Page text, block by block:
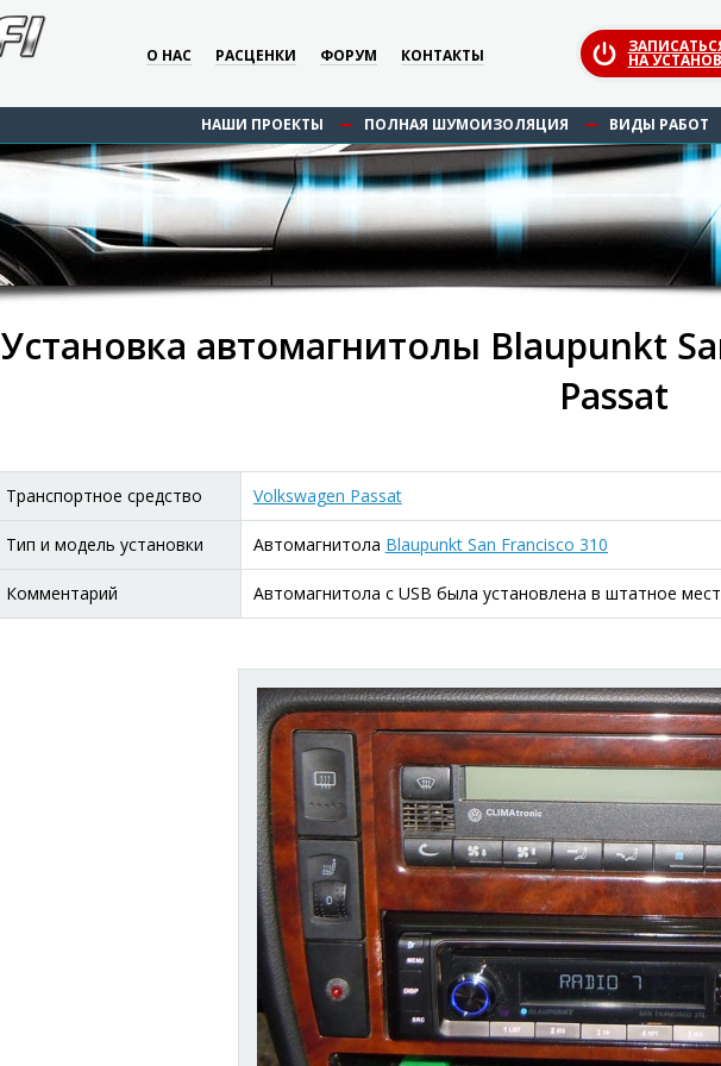
О НАС РАСЦЕНКИ ФОРУМ КОНТАКТЫ НА
НАШИ ПРОЕКТЫ ПОЛНАЯ ШУМОИЗОЛЯЦИЯ ВИДЫ РАБОТ
Установка автомагнитолы Blaupunkt
Passat
Транспортное средство Volkswagen Passat
Тип и модель установки Автомагнитола Blaupunkt San Francisco 310
Комментарий Автомагнитола с USB была установлена в штатное